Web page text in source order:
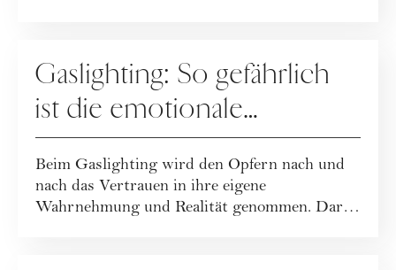
Gaslighting: So gefährlich
ist die emotionale
Manipulation
Beim Gaslighting wird den Opfern nach und
nach das Vertrauen in ihre eigene
Wahrnehmung und Realität genommen. Daran